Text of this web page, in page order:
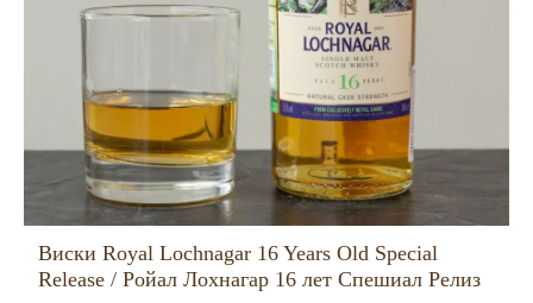
Виски Royal Lochnagar 16 Years Old Special
Release / Ройал Лохнагар 16 лет Спешиал Релиз